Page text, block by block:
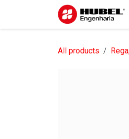
Pular para o conteúdo
All products